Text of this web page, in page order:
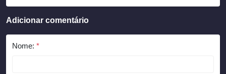
Adicionar comentário
Nome: *